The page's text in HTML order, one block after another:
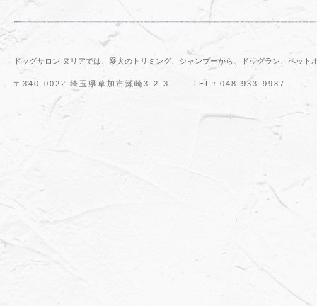
ドッグサロン ヌリアでは、愛犬のトリミング、シャンプーから、ドッグラン、ペット
〒340-0022 埼玉県草加市瀬崎3-2-3 TEL：048-933-9987